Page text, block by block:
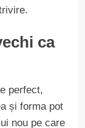
ca
perfect,
și forma pot
nou pe care